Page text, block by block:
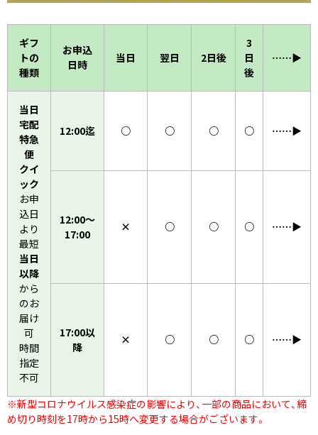
ギフ
トの
種類
お申込
日時
当日 翌日 2日後
3
日
後
……▶︎
当日
宅配
特急
便
クイ
ック
お申
込日
より
最短
当日
以降
から
のお
届け
可
時間
指定
不可
12:00迄 ○ ○ ○ ○ ……▶︎
12:00〜
17:00
× ○ ○ ○ ……▶︎
17:00以
降
× ○ ○ ○ ……▶︎
※新型コロナウイルス感染症の影響により、一部の商品において、締
め切り時刻を17時から15時へ変更する場合がございます。